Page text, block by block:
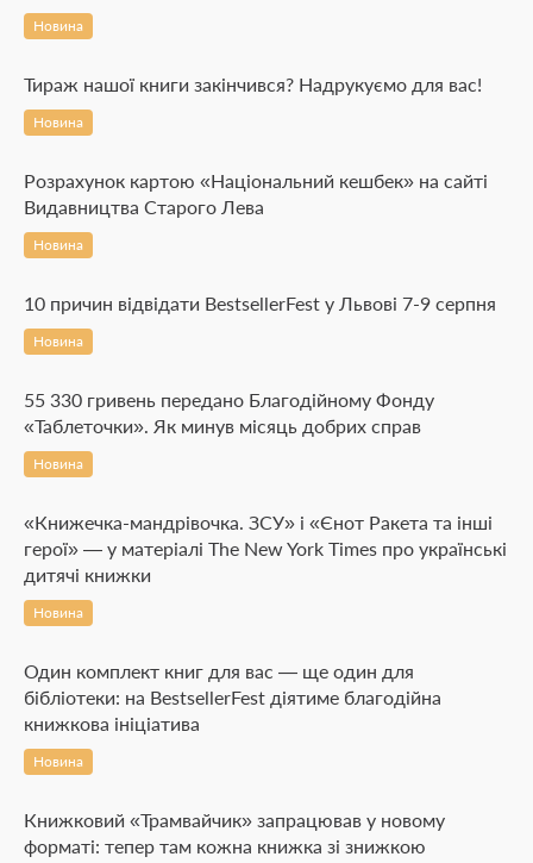
Новина
Тираж нашої книги закінчився? Надрукуємо для вас!
Новина
Розрахунок картою «Національний кешбек» на сайті
Видавництва Старого Лева
Новина
10 причин відвідати BestsellerFest у Львові 7-9 серпня
Новина
55 330 гривень передано Благодійному Фонду
«Таблеточки». Як минув місяць добрих справ
Новина
«Книжечка-мандрівочка. ЗСУ» і «Єнот Ракета та інші
герої» — у матеріалі The New York Times про українські
дитячі книжки
Новина
Один комплект книг для вас — ще один для
бібліотеки: на BestsellerFest діятиме благодійна
книжкова ініціатива
Новина
Книжковий «Трамвайчик» запрацював у новому
форматі: тепер там кожна книжка зі знижкою